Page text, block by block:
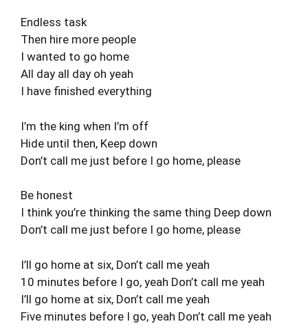
Endless task
Then hire more people
I wanted to go home
All day all day oh yeah
I have finished everything
I’m the king when I’m off
Hide until then, Keep down
Don’t call me just before I go home, please
Be honest
I think you’re thinking the same thing Deep down
Don’t call me just before I go home, please
I’ll go home at six, Don’t call me yeah
10 minutes before I go, yeah Don’t call me yeah
I’ll go home at six, Don’t call me yeah
Five minutes before I go, yeah Don’t call me yeah